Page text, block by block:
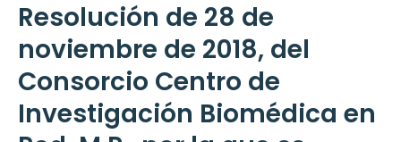
Resolución de 28 de
noviembre de 2018, del
Consorcio Centro de
Investigación Biomédica en